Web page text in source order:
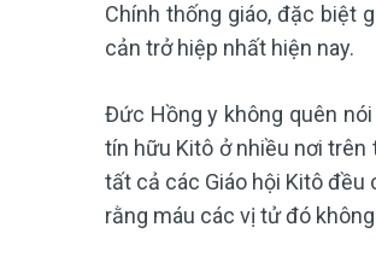
Chính thống giáo, đặc biệt
cản trở hiệp nhất hiện nay.
Đức Hồng y không quên
tín hữu Kitô ở nhiều nơi trên
tất cả các Giáo hội Kitô đều
rằng máu các vị tử đó